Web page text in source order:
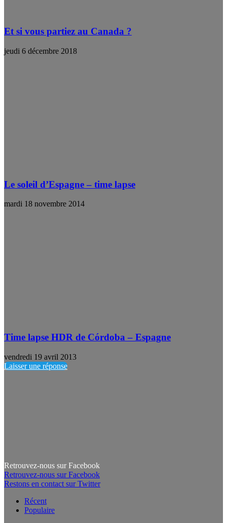
Et si vous partiez au Canada ?
jeudi 6 décembre 2018
Le soleil d’Espagne – time lapse
mardi 18 novembre 2014
Time lapse HDR de Córdoba – Espagne
vendredi 19 avril 2013
Laisser une réponse
Retrouvez-nous sur Facebook
Retrouvez-nous sur Facebook
Restons en contact sur Twitter
Récent
Populaire